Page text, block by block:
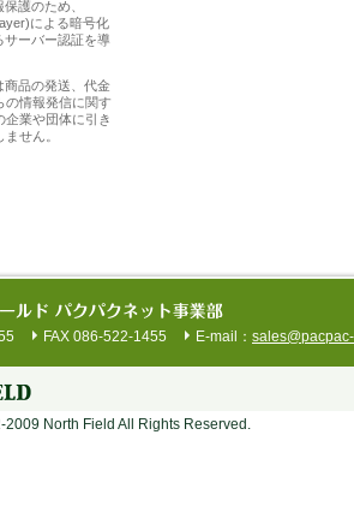
護のため、
による暗号化
サーバー認証を導
商品の発送、代金
の情報発信に関す
企業や団体に引き
せん。
FAX 086-522-1455 E-mail：
North Field All Rights Reserved.